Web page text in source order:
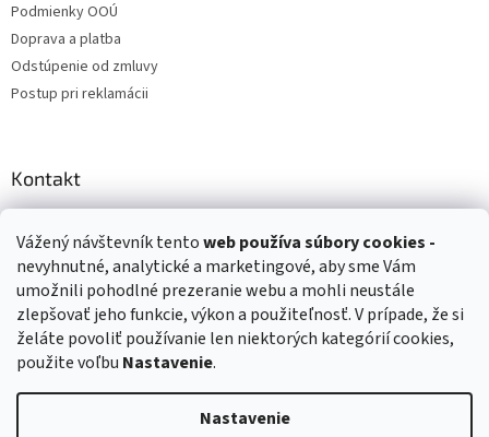
Vážený návštevník tentoweb používasúbory cookies -
nevyhnutné, analytické a marketingové, aby sme Vám
umožnili pohodlné prezeranie webu a mohli neustále
zlepšovať jeho funkcie, výkon a použiteľnosť. V prípade, že si
želáte povoliť používanie len niektorých kategórií cookies,
použite voľbu Nastavenie.
Nastavenie
Podmienky OOÚ
Doprava a platba
Odstúpenie od zmluvy
Postup pri reklamácii
Kontakt
+421 903 144 673